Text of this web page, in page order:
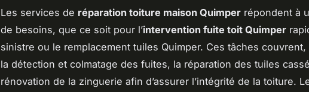
Les services de réparation toiture maison Quimper répondent à
de besoins, que ce soit pour l’intervention fuite toit Quimper
sinistre ou le remplacement tuiles Quimper. Ces tâches couvrent,
la détection et colmatage des fuites, la réparation des tuiles
rénovation de la zinguerie afin d’assurer l’intégrité de la toiture.